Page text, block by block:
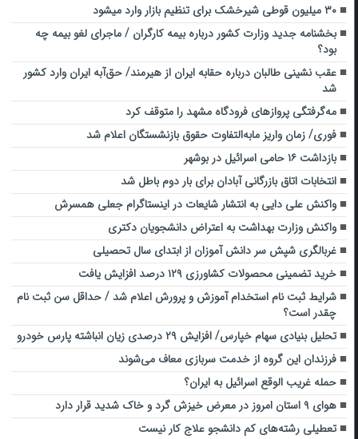
۳۰ میلیون قوطی شیرخشک برای تنظیم بازار وارد میشود
بخشنامه جدید وزارت کشور درباره بیمه کارگران / ماجرای لغو بیمه چه
بود؟
عقب نشینی طالبان درباره حقابه ایران از هیرمند/ حق‌آبه ایران وارد کشور
شد
مه‌گرفتگی پروازهای فرودگاه مشهد را متوقف کرد
فوری/ زمان واریز مابه‌التفاوت حقوق بازنشستگان اعلام شد
بازداشت ۱۶ حامی اسرائیل در بوشهر
انتخابات اتاق بازرگانی آبادان برای بار دوم‌ باطل شد
واکنش علی دایی به انتشار شایعات در اینستاگرام جعلی همسرش
واکنش وزارت بهداشت به اعتراض دانشجویان دکتری
غربالگری شپش سر دانش آموزان از ابتدای سال تحصیلی
خرید تضمینی محصولات کشاورزی ۱۲۹ درصد افزایش یافت
شرایط ثبت نام استخدام آموزش و پرورش اعلام شد / حداقل سن ثبت نام
چقدر است؟
تحلیل بنیادی سهام خپارس/ افزایش ۲۹ درصدی زیان انباشته پارس خودرو
فرزندان این گروه از خدمت سربازی معاف می‌شوند
حمله غریب الوقع اسرائیل به ایران؟
هوای ۹ استان امروز در معرض خیزش گرد و خاک شدید قرار دارد
تعطیلی رشته‌های کم دانشجو علاج کار نیست